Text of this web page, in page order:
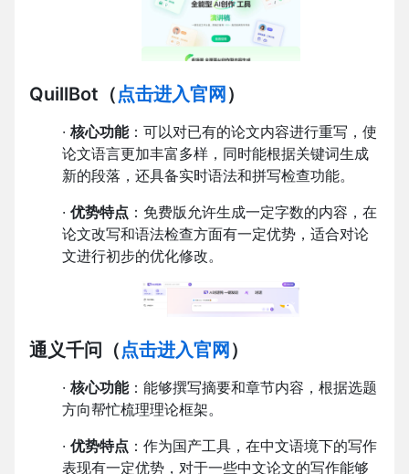
QuillBot （点击进入官网 ）
· 核心功能：可以对已有的论文内容进行重写，使
论文语言更加丰富多样，同时能根据关键词生成
新的段落，还具备实时语法和拼写检查功能。
· 优势特点 ：免费版允许生成一定字数的内容，在
论文改写和语法检查方面有一定优势，适合对论
文进行初步的优化修改。
通义千问 （点击进入官网 ）
· 核心功能：能够撰写摘要和章节内容，根据选题
方向帮忙梳理理论框架。
· 优势特点 ：作为国产工具，在中文语境下的写作
表现有一定优势，对于一些中文论文的写作能够